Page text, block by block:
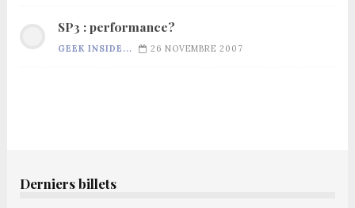
SP3 : performance?
GEEK INSIDE... 26 NOVEMBRE 2007
Derniers billets